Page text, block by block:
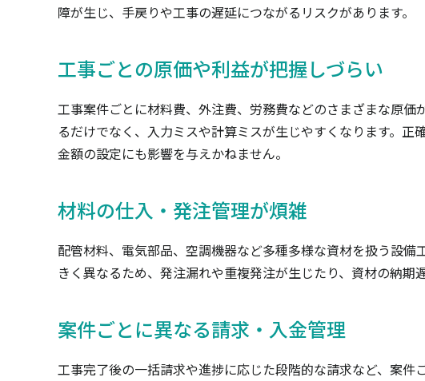
障が生じ、手戻りや工事の遅延につながるリスクがあります。
工事ごとの原価や利益が把握しづらい
工事案件ごとに材料費、外注費、労務費などのさまざまな原
るだけでなく、入力ミスや計算ミスが生じやすくなります。
金額の設定にも影響を与えかねません。
材料の仕入・発注管理が煩雑
配管材料、電気部品、空調機器など多種多様な資材を扱う設
きく異なるため、発注漏れや重複発注が生じたり、資材の納期
案件ごとに異なる請求・入金管理
工事完了後の一括請求や進捗に応じた段階的な請求など、案